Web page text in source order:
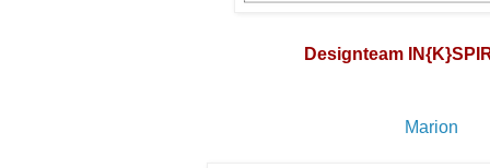
Designteam
Marion